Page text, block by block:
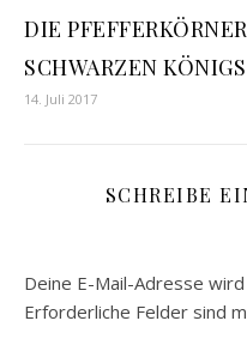
DIE
SCHWARZEN
14. Juli 2017
SCHREIBE
Deine E-Mail-Adresse
Erforderliche Felder sind